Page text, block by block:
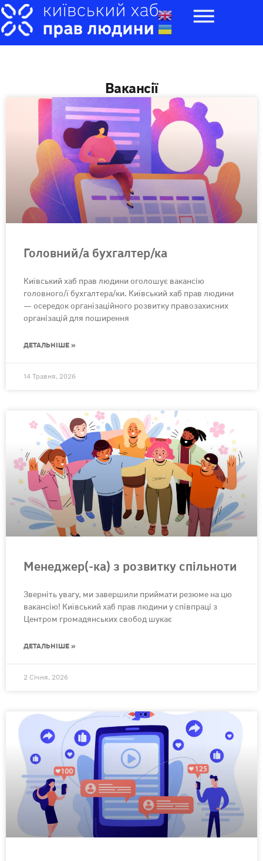
вмісту
Вакансії
Головний/а бухгалтер/ка
Київський хаб прав людини оголошує вакансію
головного/ї бухгалтера/ки. Київський хаб прав людини
— осередок організаційного розвитку правозахисних
організацій для поширення
ДЕТАЛЬНІШЕ »
14 Травня, 2026
Менеджер(-ка) з розвитку спільноти
Зверніть увагу, ми завершили приймати резюме на цю
вакансію! Київський хаб прав людини у співпраці з
Центром громадянських свобод шукає
ДЕТАЛЬНІШЕ »
2 Січня, 2026